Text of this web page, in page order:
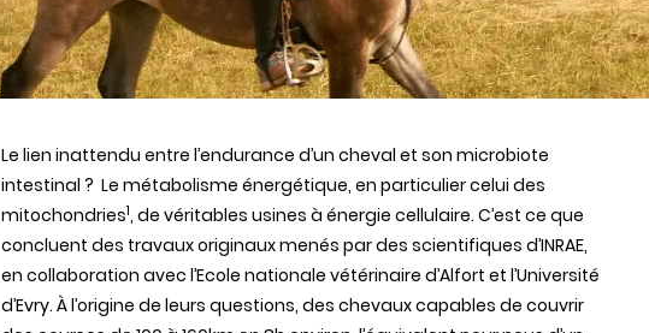
Le lien inattendu entre l’endurance d’un cheval et son microbiote
intestinal ? Le métabolisme énergétique, en particulier celui des
mitochondries1, de véritables usines à énergie cellulaire. C’est ce que
concluent des travaux originaux menés par des scientifiques d’INRAE,
en collaboration avec l’Ecole nationale vétérinaire d’Alfort et l’Université
d’Evry. À l’origine de leurs questions, des chevaux capables de couvrir